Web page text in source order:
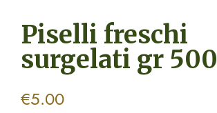
Piselli freschi
surgelati gr 500
€5.00